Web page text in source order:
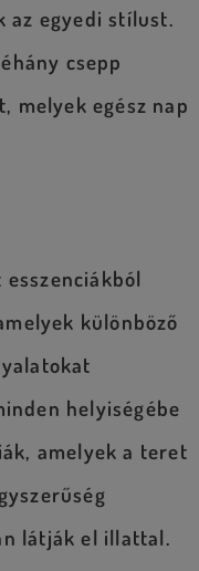
az egyedi stílust.
csepp
melyek egész nap
különböző
helyiségébe
amelyek a teret
látják el illattal.